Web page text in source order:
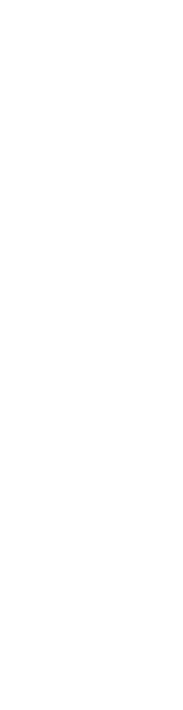
desarrollo
implicación
protagonista
Avanzadas
y en otros
El hecho de
programa de
la formación
implementar
rector para
demuestran
desempeña la
A ello se une
Oficina de
compromiso
la ciudad, a la
abiertas y
Teodomiro
“la